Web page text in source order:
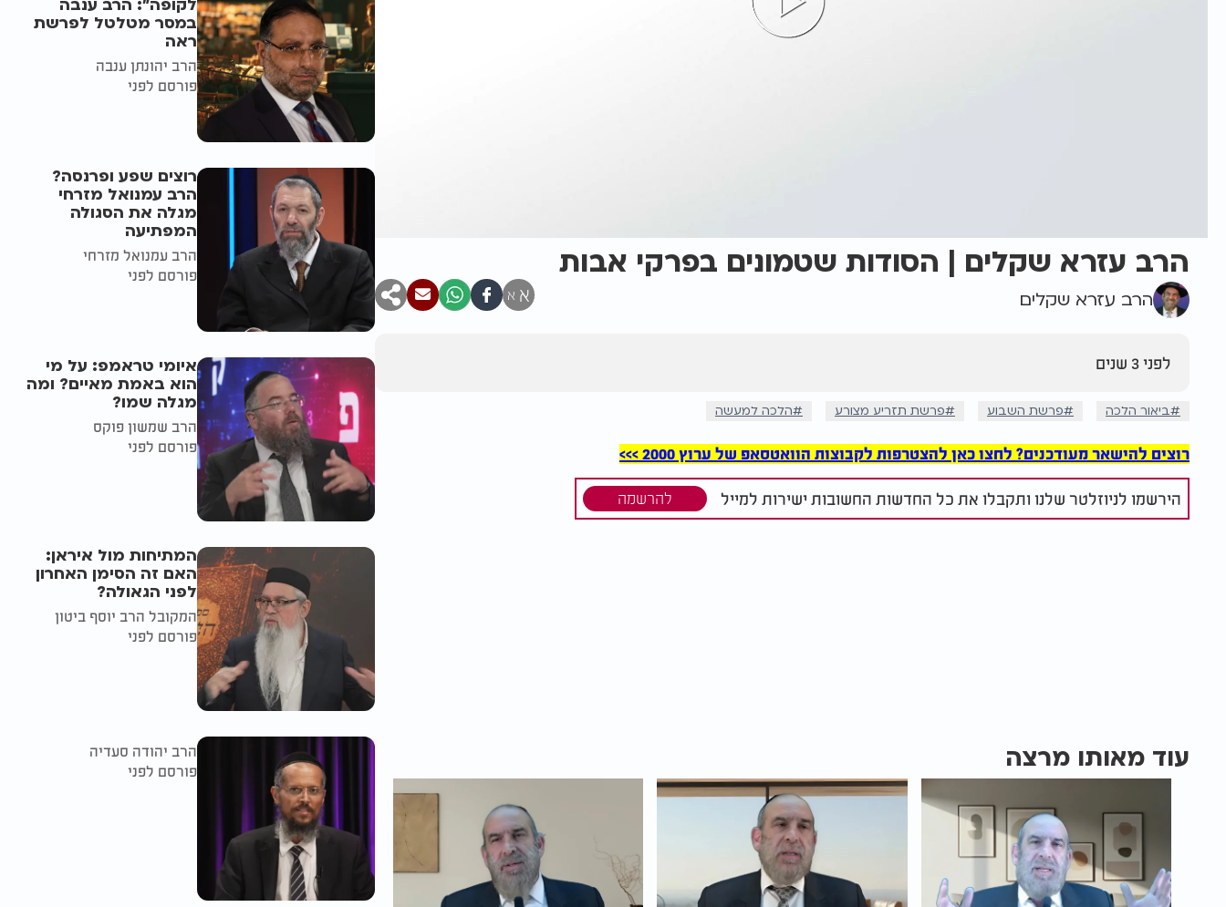
הרב עזרא שקלים | הסודות שטמונים בפרקי אבות
הרב עזרא שקלים א א
לפני 3 שנים
ביאור הלכה פרשת השבוע פרשת תזריע מצורע הלכה למעשה
רוצים להישאר מעודכנים? לחצו כאן להצטרפות לקבוצות הוואטסאפ של ערוץ 2000 >>>
הירשמו לניוזלטר שלנו ותקבלו את כל החדשות החשובות ישירות למייל להרשמה
עוד מאותו מרצה
לקופה": הרב ענבה
במסר מטלטל לפרשת
ראה
הרב יהונתן ענבה
פורסם לפני
רוצים שפע ופרנסה?
הרב עמנואל מזרחי
מגלה את הסגולה
המפתיעה
הרב עמנואל מזרחי
פורסם לפני
איומי טראמפ: על מי
הוא באמת מאיים? ומה
מגלה שמו?
הרב שמשון פוקס
פורסם לפני
המתיחות מול איראן:
האם זה הסימן האחרון
לפני הגאולה?
המקובל הרב יוסף ביטון
פורסם לפני
הרב יהודה סעדיה
פורסם לפני